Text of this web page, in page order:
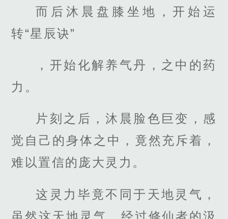
而后沐晨盘膝坐地，开始运
转“星辰诀”
，开始化解养气丹，之中的药
力。
片刻之后，沐晨脸色巨变，感
觉自己的身体之中，竟然充斥着，
难以置信的庞大灵力。
这灵力毕竟不同于天地灵气，
虽然这天地灵气，经过修仙者的汲